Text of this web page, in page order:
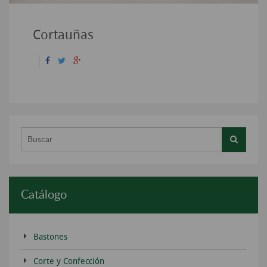
Cortauñas
Catálogo
Bastones
Corte y Confección